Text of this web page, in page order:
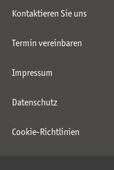
Kontaktieren Sie uns
Termin vereinbaren
Impressum
Datenschutz
Cookie-Richtlinien